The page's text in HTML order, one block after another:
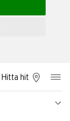
Hitta hit